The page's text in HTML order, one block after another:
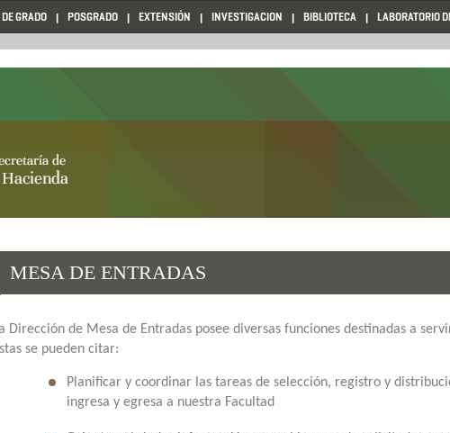
GRADO POSGRADO EXTENSIÓN INVESTIGACION BIBLIOTECA LABORATORIO
MESA DE ENTRADAS
Dirección de Mesa de Entradas posee diversas funciones destinadas a
se pueden citar:
Planificar y coordinar las tareas de selección, registro y
ingresa y egresa a nuestra Facultad